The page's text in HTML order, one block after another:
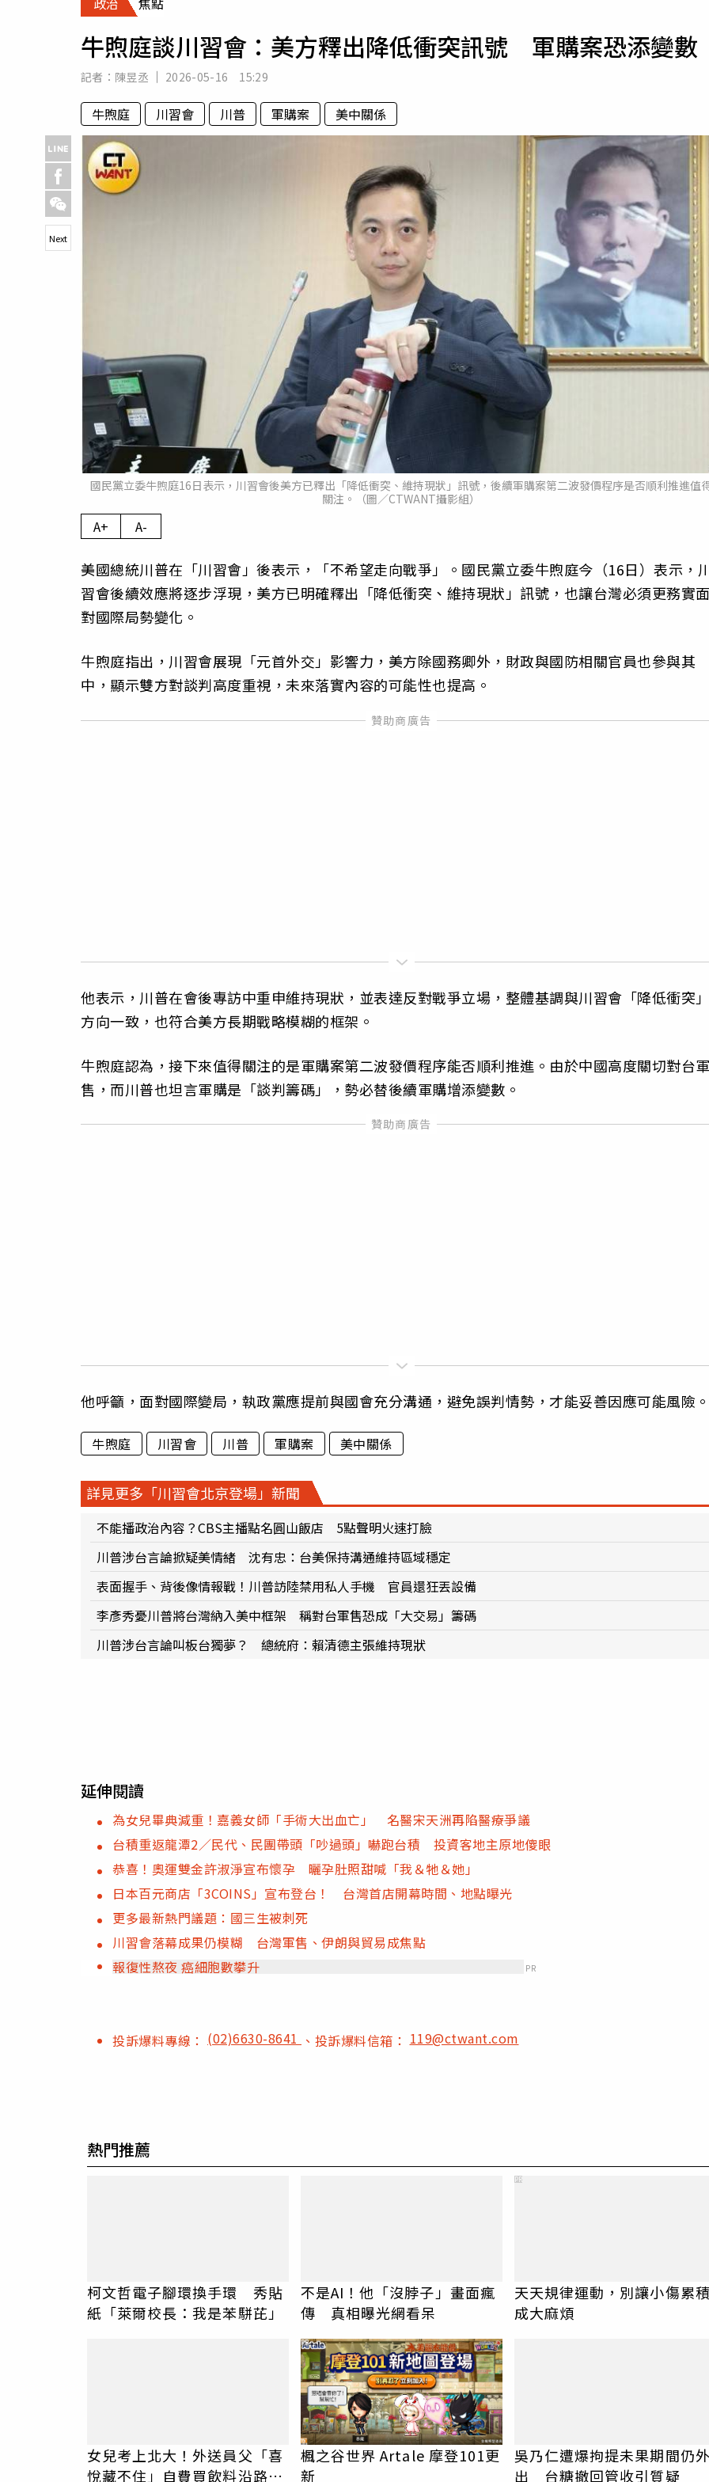
專欄
房產新勢力
運勢
牛煦庭談川習會：美方釋出降低衝突訊號 軍購案恐添變數
記者： 陳昱丞 2026-05-16 15:29
牛煦庭 川習會 川普 軍購案 美中關係
國民黨立委牛煦庭16日表示，川習會後美方已釋出「降低衝突、維持現狀」訊號，後續軍購案第二波發價程序是否順利推進值
關注。（圖／CTWANT攝影組）
Next
A+ A-
美國總統川普在「川習會」後表示，「不希望走向戰爭」。國民黨立委牛煦庭今（16日）表示，
習會後續效應將逐步浮現，美方已明確釋出「降低衝突、維持現狀」訊號，也讓台灣必須更務實
對國際局勢變化。
牛煦庭指出，川習會展現「元首外交」影響力，美方除國務卿外，財政與國防相關官員也參與其
中，顯示雙方對談判高度重視，未來落實內容的可能性也提高。
他表示，川普在會後專訪中重申維持現狀，並表達反對戰爭立場，整體基調與川習會「降低衝突
方向一致，也符合美方長期戰略模糊的框架。
牛煦庭認為，接下來值得關注的是軍購案第二波發價程序能否順利推進。由於中國高度關切對台
售，而川普也坦言軍購是「談判籌碼」，勢必替後續軍購增添變數。
他呼籲，面對國際變局，執政黨應提前與國會充分溝通，避免誤判情勢，才能妥善因應可能風險
牛煦庭 川習會 川普 軍購案 美中關係
詳見更多「川習會北京登場」新聞
不能播政治內容？CBS主播點名圓山飯店 5點聲明火速打臉
川普涉台言論掀疑美情緒 沈有忠：台美保持溝通維持區域穩定
表面握手、背後像情報戰！川普訪陸禁用私人手機 官員還狂丟設備
李彥秀憂川普將台灣納入美中框架 稱對台軍售恐成「大交易」籌碼
川普涉台言論叫板台獨夢？ 總統府：賴清德主張維持現狀
延伸閱讀
為女兒畢典減重！嘉義女師「手術大出血亡」 名醫宋天洲再陷醫療爭議
台積重返龍潭2／民代、民團帶頭「吵過頭」嚇跑台積 投資客地主原地傻眼
恭喜！奧運雙金許淑淨宣布懷孕 曬孕肚照甜喊「我＆牠＆她」
日本百元商店「3COINS」宣布登台！ 台灣首店開幕時間、地點曝光
更多最新熱門議題：國三生被刺死
川習會落幕成果仍模糊 台灣軍售、伊朗與貿易成焦點
報復性熬夜 癌細胞數攀升
PR
投訴爆料專線： (02)6630-8641 、投訴爆料信箱：119@ctwant.com
熱門推薦
柯文哲電子腳環換手環 秀貼
紙「萊爾校長：我是苯駢芘」
不是AI！他「沒脖子」畫面瘋
傳 真相曝光網看呆
天天規律運動，別讓小傷累
成大麻煩
PR
女兒考上北大！外送員父「喜
悅藏不住」自費買飲料沿路送
楓之谷世界 Artale 摩登101更
新
PR
吳乃仁遭爆拘提未果期間仍
出 台糖撤回管收引質疑